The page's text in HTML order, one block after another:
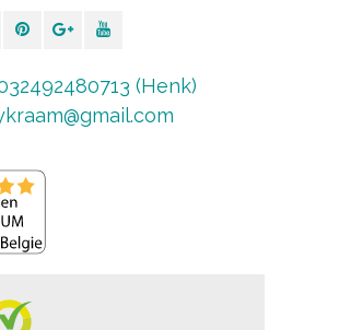
(Henk)